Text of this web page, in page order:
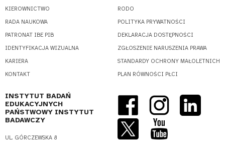
KIEROWNICTWO
RADA NAUKOWA
PATRONAT IBE PIB
IDENTYFIKACJA WIZUALNA
KARIERA
KONTAKT
RODO
POLITYKA PRYWATNOŚCI
DEKLARACJA DOSTĘPNOŚCI
ZGŁOSZENIE NARUSZENIA PRAWA
STANDARDY OCHRONY MAŁOLETNICH
PLAN RÓWNOŚCI PŁCI
INSTYTUT BADAŃ
EDUKACYJNYCH
PAŃSTWOWY INSTYTUT
BADAWCZY
UL. GÓRCZEWSKA 8